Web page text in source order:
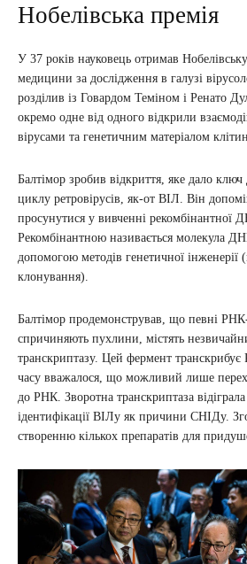
Нобелівська премія
У 37 років науковець отримав
медицини за дослідження в галузі
розділив із Говардом Теміном і Ренато
окремо одне від одного відкрили
вірусами та генетичним матеріалом
Балтімор зробив відкриття, яке дало
циклу ретровірусів, як-от ВІЛ. Він
просунутися у вивченні рекомбінантної
Рекомбінантною називається молекула
допомогою методів генетичної інженерії
клонування).
Балтімор продемонстрував, що певні РНК-
спричиняють пухлини, містять
транскриптазу. Цей фермент
часу вважалося, що можливий лише
до РНК. Зворотна транскриптаза
ідентифікації ВІЛу як причини СНІДу.
створенню кількох препаратів для